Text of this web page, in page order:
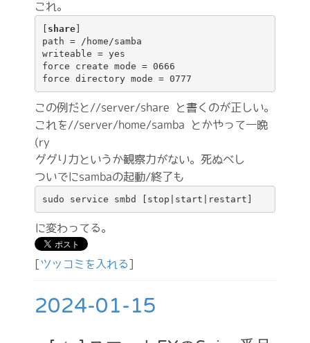
これ。
[ share]
path = /home/samba
writeable = yes
force create mode = 0666
この例だと//server/share と書くのが正しい。
これを//server/home/samba とかやって一晩
(ry
ググり力というか観察力がない。死ぬべし
ついでにsambaの起動/終了も
sudo service smbd [stop|start|restart]
に変わってる。
ツッコミを入れる
2024-01-15